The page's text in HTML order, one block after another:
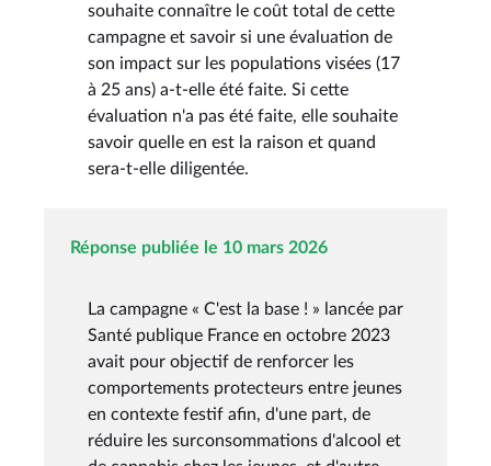
souhaite connaître le coût total de cette
campagne et savoir si une évaluation de
son impact sur les populations visées (17
à 25 ans) a-t-elle été faite. Si cette
évaluation n'a pas été faite, elle souhaite
savoir quelle en est la raison et quand
sera-t-elle diligentée.
Réponse publiée le 10 mars 2026
La campagne « C'est la base ! » lancée par
Santé publique France en octobre 2023
avait pour objectif de renforcer les
comportements protecteurs entre jeunes
en contexte festif afin, d'une part, de
réduire les surconsommations d'alcool et